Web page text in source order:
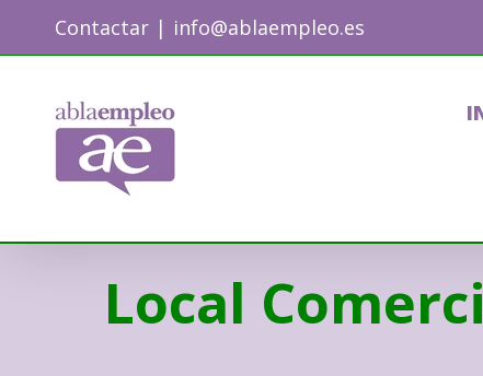
Contactar | info@ablaempleo.es
Local